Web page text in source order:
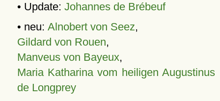
• Update: Johannes de Brébeuf
• neu: Alnobert von Seez,
Gildard von Rouen,
Manveus von Bayeux,
Maria Katharina vom heiligen Augustinus
de Longprey